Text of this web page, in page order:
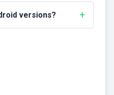
versions?